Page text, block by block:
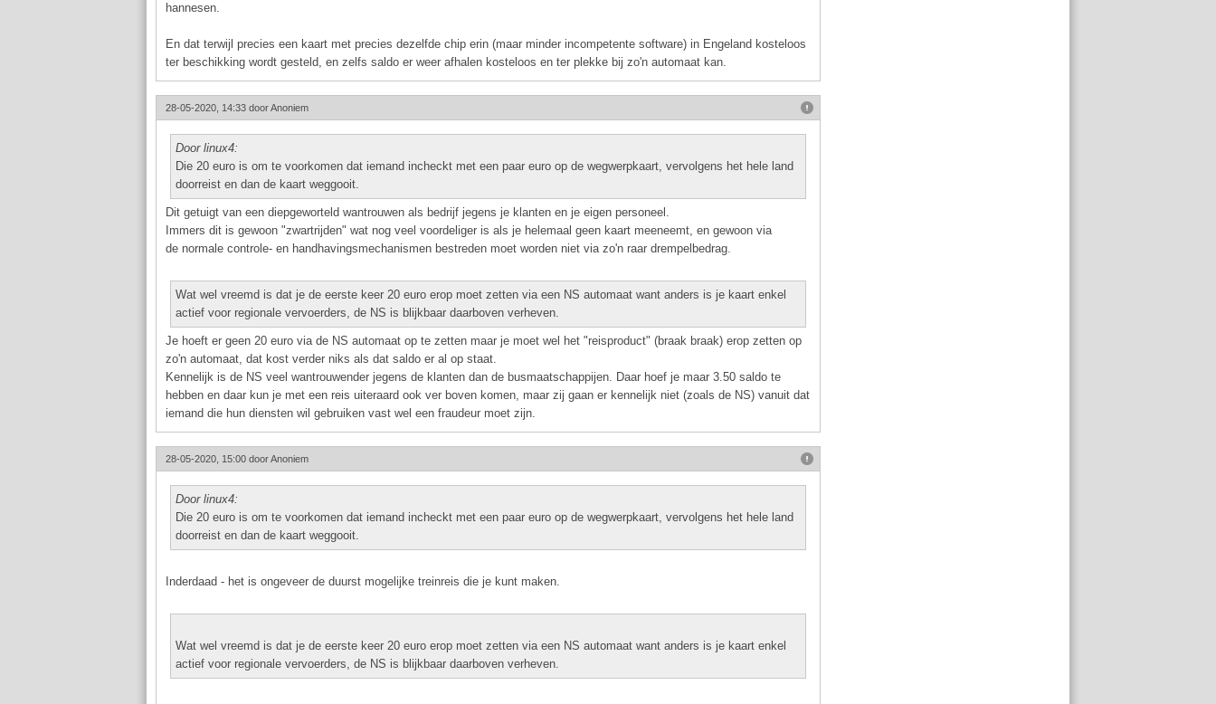
hannesen.
En dat terwijl precies een kaart met precies dezelfde chip erin (maar minder incompetente software) in Engeland kosteloos
ter beschikking wordt gesteld, en zelfs saldo er weer afhalen kosteloos en ter plekke bij zo'n automaat kan.
28-05-2020, 14:33 doorAnoniem
Door linux4:
Die 20 euro is om te voorkomen dat iemand incheckt met een paar euro op de wegwerpkaart, vervolgens het hele land
doorreist en dan de kaart weggooit.
Dit getuigt van een diepgeworteld wantrouwen als bedrijf jegens je klanten en je eigen personeel.
Immers dit is gewoon "zwartrijden" wat nog veel voordeliger is als je helemaal geen kaart meeneemt, en gewoon via
de normale controle- en handhavingsmechanismen bestreden moet worden niet via zo'n raar drempelbedrag.
Wat wel vreemd is dat je de eerste keer 20 euro erop moet zetten via een NS automaat want anders is je kaart enkel
actief voor regionale vervoerders, de NS is blijkbaar daarboven verheven.
Je hoeft er geen 20 euro via de NS automaat op te zetten maar je moet wel het "reisproduct" (braak braak) erop zetten op
zo'n automaat, dat kost verder niks als dat saldo er al op staat.
Kennelijk is de NS veel wantrouwender jegens de klanten dan de busmaatschappijen. Daar hoef je maar 3.50 saldo te
hebben en daar kun je met een reis uiteraard ook ver boven komen, maar zij gaan er kennelijk niet (zoals de NS) vanuit dat
iemand die hun diensten wil gebruiken vast wel een fraudeur moet zijn.
28-05-2020, 15:00 doorAnoniem
Door linux4:
Die 20 euro is om te voorkomen dat iemand incheckt met een paar euro op de wegwerpkaart, vervolgens het hele land
doorreist en dan de kaart weggooit.
Inderdaad - het is ongeveer de duurst mogelijke treinreis die je kunt maken.
Wat wel vreemd is dat je de eerste keer 20 euro erop moet zetten via een NS automaat want anders is je kaart enkel
actief voor regionale vervoerders, de NS is blijkbaar daarboven verheven.